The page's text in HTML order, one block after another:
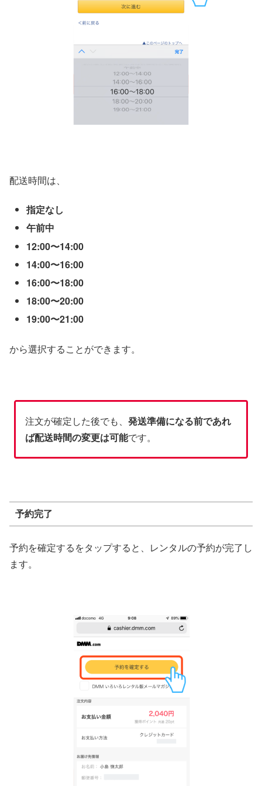
配送時間は、
指定なし
午前中
12:00〜14:00
14:00〜16:00
16:00〜18:00
18:00〜20:00
19:00〜21:00
から選択することができます。
注文が確定した後でも、発送準備になる前であれ
ば配送時間の変更は可能です。
予約完了
予約を確定するをタップすると、レンタルの予約が完了し
ます。